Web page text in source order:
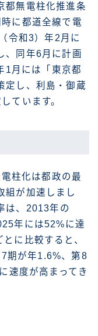
都無電柱化推進条
に都道全線で電
令和3）年2月に
、同年6月に計画
1月には「東京都
定し、利島・御蔵
ています。
柱化は都政の最
組が加速しまし
は、2013年の
年には52%に達
に比較すると、
期が年1.6%、第8
速度が高まってき